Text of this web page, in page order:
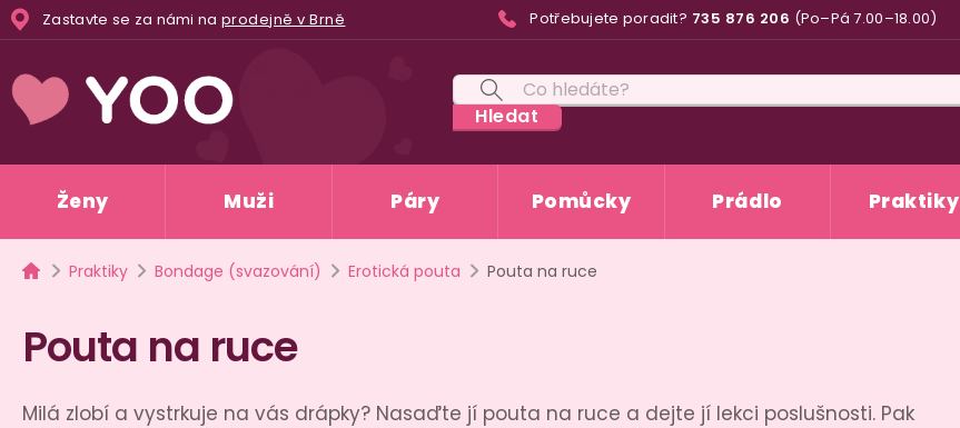
Přejít
na
Zastavte se za námi na prodejně v Brně Potřebujete poradit? 735 876 206 (Po–Pá 7.00–18.00)
Hledat
Ženy Muži Páry Pomůcky Prádlo Praktiky
Domů
Praktiky Bondage (svazování) Erotická pouta Pouta na ruce
Pouta na ruce
Milá zlobí a vystrkuje na vás drápky? Nasaďte jí pouta na ruce a dejte jí lekci poslušnosti. Pak